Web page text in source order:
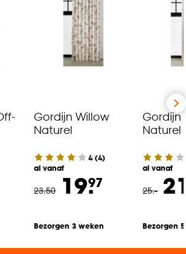
Gordijn Willow
Naturel
4(4)
al vanaf
23.50 19.97
Bezorgen 3 weken
Gordijn
Naturel
al vanaf
25.-
Bezorgen